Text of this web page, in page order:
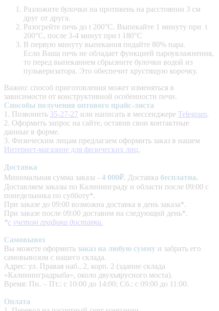
Разложите булочки на противень на расстоянии 3 см
друг от друга.
Разогрейте печь до t 200°C. Выпекайте 1 минуту при t
200°C, после 3-4 минут при t 180°C
В первую минуту выпекания подайте 80% пара.
Если Ваша печь не обладает функцией пароувлажнения,
то перед выпеканием сбрызните булочки водой из
пульверизатора. Это обеспечит хрустящую корочку.
Важно: способ приготовления может изменяться в
зависимости от конструктивной особенности печи.
Способы получения оптового прайс-листа
1. Позвонить 35-27-27 или написать в мессенджере Telegram.
2. Оформить запрос на сайте, оставив свои контактные
данные в форме.
3. Физическим лицам предлагаем оформить заказ в нашем
Интернет-магазине для физических лиц.
Доставка
Минимальная сумма заказа - 4 000₽. Доставка бесплатна.
Доставляем заказы по Калининграду и области после 09:00 с
понедельника по субботу*.
При заказе до 09:00 возможна доставка в день заказа*.
При заказе после 09:00 доставим на следующий день*.
*с учетом графика доставки.
Самовывоз
Вы можете оформить заказ на любую сумму и забрать его
самовывозом с нашего склада.
Адрес: ул. Правая наб., 2, корп. 2 (здание склада
«Калининградрыба», около двухъярусного моста).
Время: Пн. – Пт.: с 10:00 до 14:00; Сб.: с 09:00 до 11:00.
Оплата